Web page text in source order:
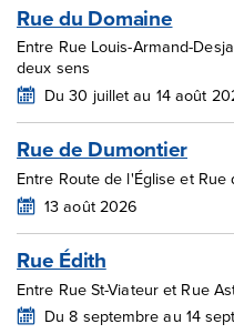
Rue du Domaine
Entre Rue Louis-Armand-
deux sens
Du 30 juillet au 14 août
Rue de Dumontier
Entre Route de l'Église et
13 août 2026
Rue Édith
Entre Rue St-Viateur et Rue
Du 8 septembre au 14